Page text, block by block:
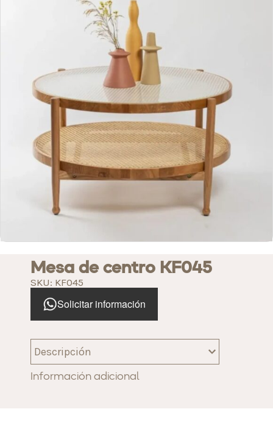
Mesa de centro KF045
SKU: KF045
Solicitar información
Descripción
Información adicional